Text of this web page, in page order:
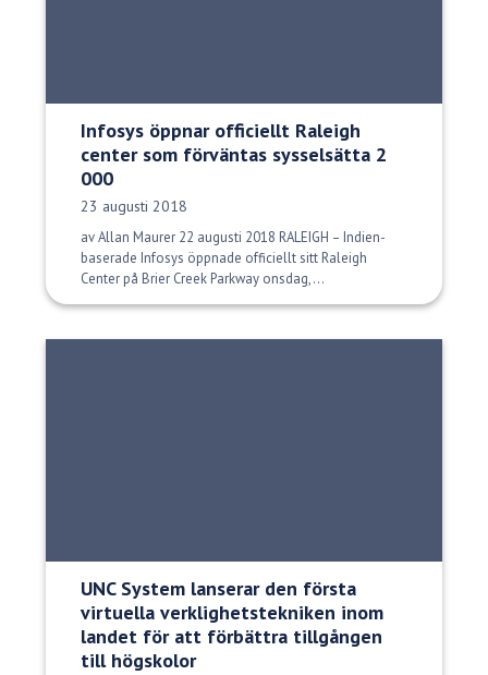
Infosys öppnar officiellt Raleigh
center som förväntas sysselsätta 2
000
Publiceringsdatum:
23 augusti 2018
av Allan Maurer 22 augusti 2018 RALEIGH – Indien-
baserade Infosys öppnade officiellt sitt Raleigh
Center på Brier Creek Parkway onsdag,...
UNC System lanserar den första
virtuella verklighetstekniken inom
landet för att förbättra tillgången
till högskolor